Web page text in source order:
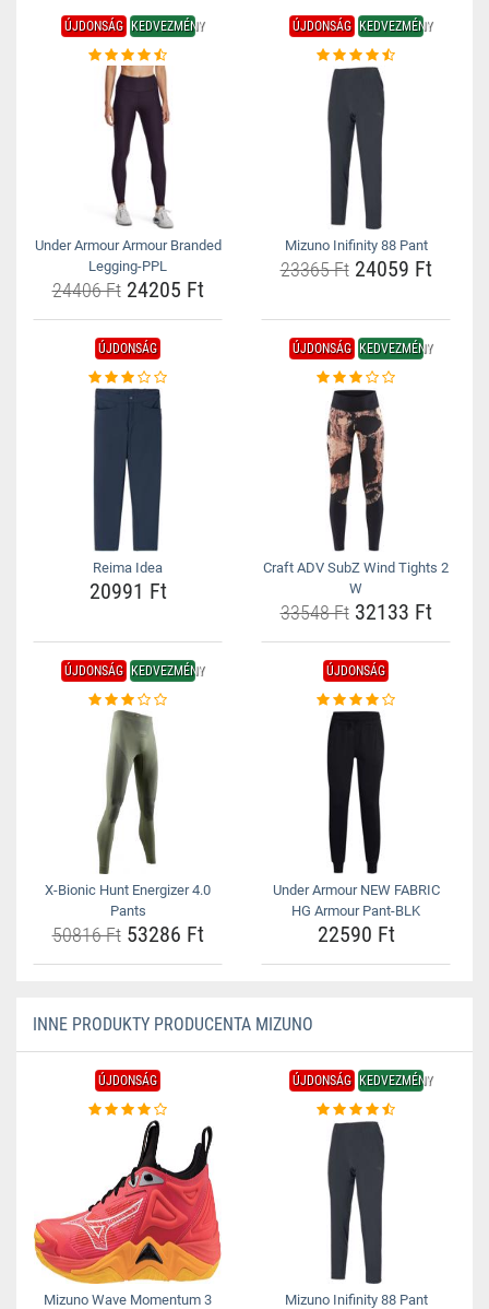
ÚJDONSÁG KEDVEZMÉNY
Under Armour Armour Branded
Legging-PPL
24406 Ft24205 Ft
ÚJDONSÁG KEDVEZMÉNY
Mizuno Inifinity 88 Pant
23365 Ft24059 Ft
ÚJDONSÁG
Reima Idea
20991 Ft
ÚJDONSÁG KEDVEZMÉNY
Craft ADV SubZ Wind Tights 2
W
33548 Ft32133 Ft
ÚJDONSÁG KEDVEZMÉNY
X-Bionic Hunt Energizer 4.0
Pants
50816 Ft53286 Ft
ÚJDONSÁG
Under Armour NEW FABRIC
HG Armour Pant-BLK
22590 Ft
INNE PRODUKTY PRODUCENTA MIZUNO
ÚJDONSÁG
Mizuno Wave Momentum 3
ÚJDONSÁG KEDVEZMÉNY
Mizuno Inifinity 88 Pant